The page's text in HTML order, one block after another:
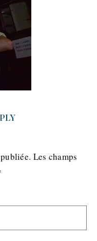
Les champs